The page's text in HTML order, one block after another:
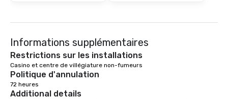
Informations supplémentaires
Restrictions sur les installations
Casino et centre de villégiature non-fumeurs
Politique d'annulation
72 heures
Additional details